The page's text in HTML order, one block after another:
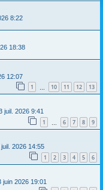
8:22
18:38
12:07
1 10 11 12 13
juil. 2026 9:41
1 6 7 8 9
2026 14:55
1 2 3 4 5 6
juin 2026 19:01